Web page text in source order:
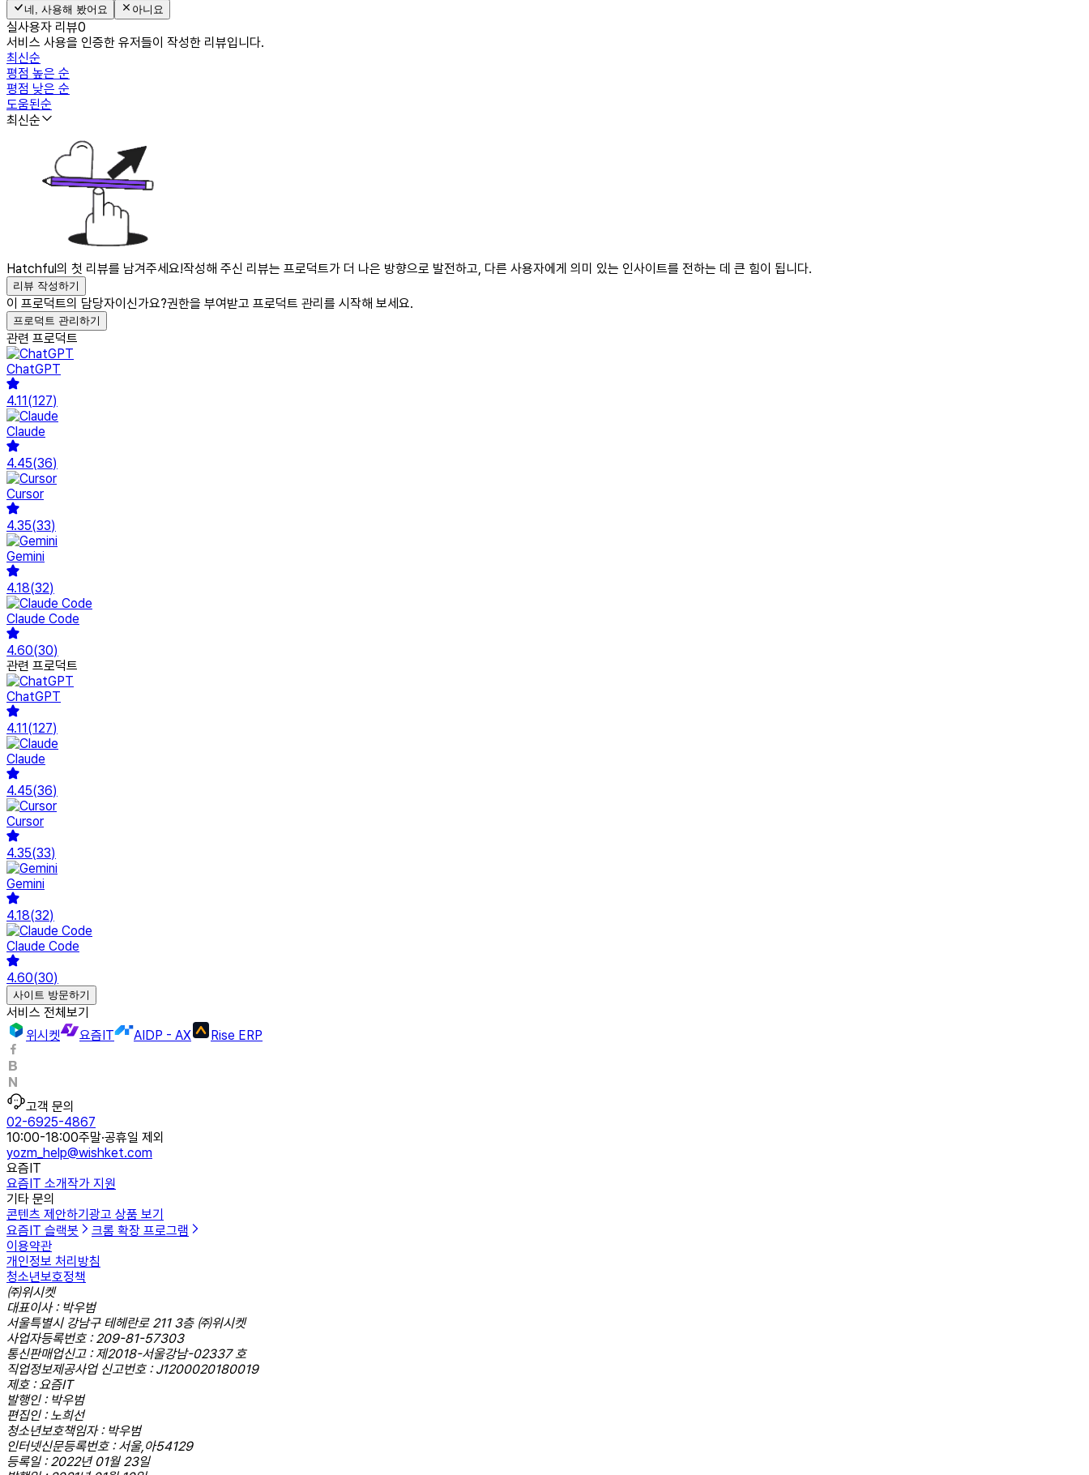
네, 사용해 봤어요 아니요
실사용자 리뷰0
서비스 사용을 인증한 유저들이 작성한 리뷰입니다.
최신순
평점 높은 순
평점 낮은 순
도움된순
최신순
Hatchful의 첫 리뷰를 남겨주세요!작성해 주신 리뷰는 프로덕트가 더 나은 방향으로 발전하고, 다른 사용자에게 의미 있는 인사이트를 전하는 데 큰 힘이 됩니다.
리뷰 작성하기
이 프로덕트의 담당자이신가요?권한을 부여받고 프로덕트 관리를 시작해 보세요.
프로덕트 관리하기
관련 프로덕트
ChatGPT
4.11(127)
Claude
4.45(36)
Cursor
4.35(33)
Gemini
4.18(32)
Claude Code
4.60(30)
관련 프로덕트
ChatGPT
4.11(127)
Claude
4.45(36)
Cursor
4.35(33)
Gemini
4.18(32)
Claude Code
4.60(30)
사이트 방문하기
서비스 전체보기
위시켓
요즘IT AIDP - AX Rise ERP
고객 문의
02-6925-4867
10:00-18:00주말·공휴일 제외
yozm_help@wishket.com
요즘IT
요즘IT 소개작가 지원
기타 문의
콘텐츠 제안하기광고 상품 보기
요즘IT 슬랙봇
크롬 확장 프로그램
이용약관
개인정보 처리방침
청소년보호정책
㈜위시켓
대표이사 : 박우범
서울특별시 강남구 테헤란로 211 3층 ㈜위시켓
사업자등록번호 : 209-81-57303
통신판매업신고 : 제2018-서울강남-02337 호
직업정보제공사업 신고번호 : J1200020180019
제호 : 요즘IT
발행인 : 박우범
편집인 : 노희선
청소년보호책임자 : 박우범
인터넷신문등록번호 : 서울,아54129
등록일 : 2022년 01월 23일